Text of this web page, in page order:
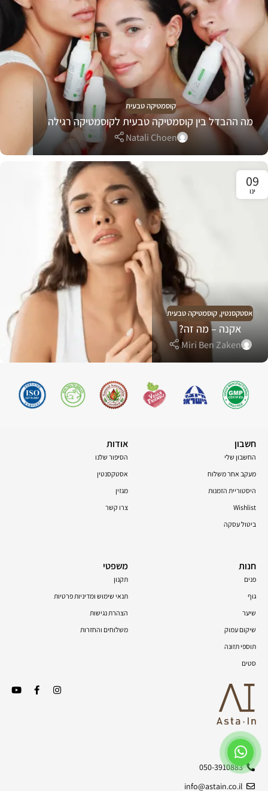
קוסמטיקה טבעית
מה ההבדל בין קוסמטיקה טבעית לקוסמטיקה רגילה
Natali Choen
09
ינו
אסטקסנטין, קוסמטיקה טבעית
אקנה – מה זה?
Miri Ben Zaken
050-3910883
info@astain.co.il
חשבון
החשבון שלי
מעקב אחר משלוח
היסטוריית הזמנות
Wishlist
ביטול עסקה
אודות
הסיפור שלנו
אסטקסנטין
מגזין
צרו קשר
חנות
פנים
גוף
שיער
שיקום עמוק
תוספי תזונה
סטים
משפטי
תקנון
תנאי שימוש ומדיניות פרטיות
הצהרת נגישות
משלוחים והחזרות